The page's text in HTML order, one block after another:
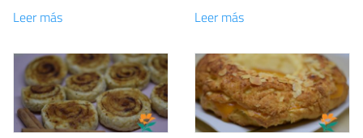
Leer más
Leer más